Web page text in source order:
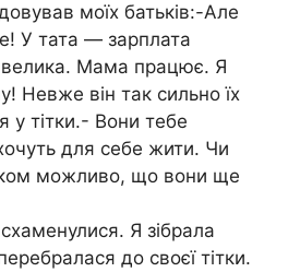
моїх батьків:-Але
У тата — зарплата
Мама працює. Я
Невже він так сильно їх
у тітки.- Вони тебе
для себе жити. Чи
можливо, що вони ще
Я зібрала
до своєї тітки.